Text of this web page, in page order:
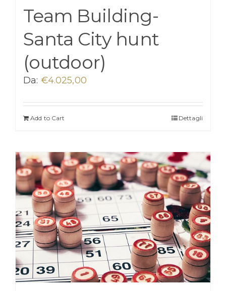
Team Building-
Santa City hunt
(outdoor)
Da: €4.025,00
Add to Cart Dettagli